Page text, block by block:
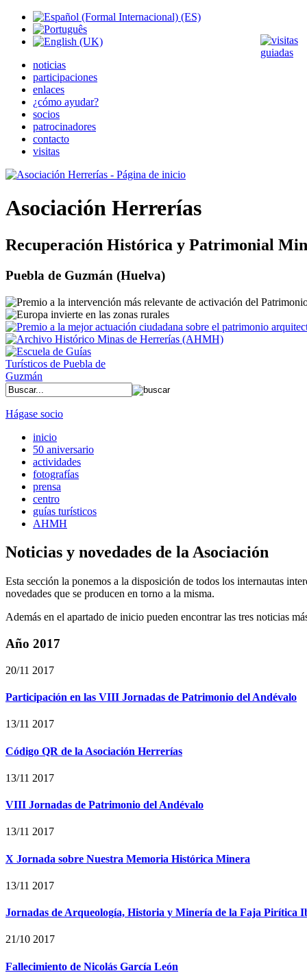
noticias
participaciones
enlaces
¿cómo ayudar?
socios
patrocinadores
contacto
visitas
Asociación Herrerías
Recuperación Histórica y Patrimonial
Puebla de Guzmán (Huelva)
Hágase socio
inicio
50 aniversario
actividades
fotografías
prensa
centro
guías turísticos
AHMH
Noticias y novedades de la Asociación
Esta sección la ponemos a la disposición de todos los internautas
novedades que se producen en torno a la misma.
Además en el apartado de inicio pueden encontrar las tres noticias
Año 2017
20/11 2017
Participación en las VIII Jornadas de Patrimonio del Andévalo
13/11 2017
Código QR de la Asociación Herrerías
13/11 2017
VIII Jornadas de Patrimonio del Andévalo
13/11 2017
X Jornada sobre Nuestra Memoria Histórica Minera
13/11 2017
Jornadas de Arqueología, Historia y Minería de la Faja Pirítica
21/10 2017
Fallecimiento de Nicolás García León